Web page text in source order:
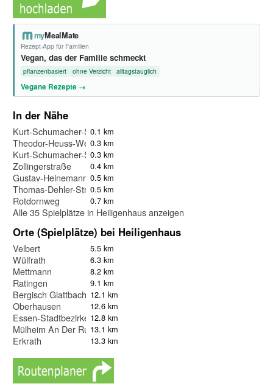
myMealMate
Rezept-App für Familien
Vegan, das der Familie schmeckt
pflanzenbasiert ohne Verzicht alltagstauglich
Vegane Rezepte →
In der Nähe
Kurt-Schumacher-Straße
0.1 km
Theodor-Heuss-Weg0.3 km
Kurt-Schumacher-Straße
0.3 km
Zollingerstraße 0.4 km
Gustav-Heinemann-Straße
0.5 km
Thomas-Dehler-Straße0.5 km
Rotdornweg 0.7 km
Alle 35 Spielplätze in Heiligenhaus anzeigen
Orte (Spielplätze) bei Heiligenhaus
Velbert 5.5 km
Wülfrath 6.3 km
Mettmann 8.2 km
Ratingen 9.1 km
Bergisch Glattbach 12.1 km
Oberhausen 12.6 km
Essen-Stadtbezirke III12.8 km
Mülheim An Der Ruhr13.1 km
Erkrath 13.3 km